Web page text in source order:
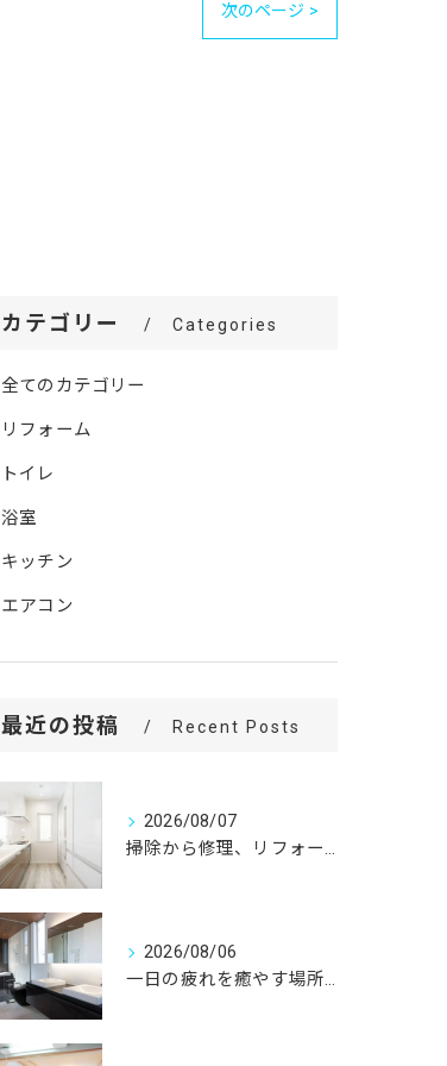
次のページ >
カテゴリー Categories
全てのカテゴリー
リフォーム
トイレ
浴室
キッチン
エアコン
最近の投稿 Recent Posts
2026/08/07
掃除から修理、リフォームまで。
2026/08/06
一日の疲れを癒やす場所だからこそ、